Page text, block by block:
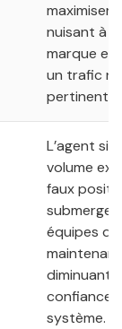
maximiser
nuisant à
marque et
un trafic
pertinent.
L’agent
volume
faux
équipes de
diminuant
confiance
système.